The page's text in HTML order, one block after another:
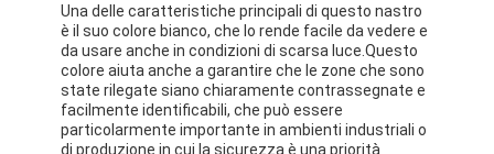
Una delle caratteristiche principali di questo nastro
è il suo colore bianco, che lo rende facile da vedere e
da usare anche in condizioni di scarsa luce.Questo
colore aiuta anche a garantire che le zone che sono
state rilegate siano chiaramente contrassegnate e
facilmente identificabili, che può essere
particolarmente importante in ambienti industriali o
di produzione in cui la sicurezza è una priorità